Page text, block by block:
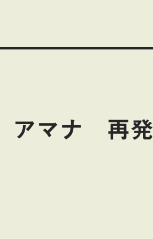
アマナ 再発